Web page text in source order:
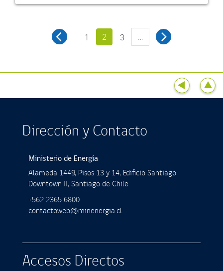
1 2 3 …
Dirección y Contacto
Ministerio de Energía
Alameda 1449, Pisos 13 y 14, Ediﬁcio Santiago
Downtown II, Santiago de Chile
+562 2365 6800
contactoweb@minenergia.cl
Accesos Directos